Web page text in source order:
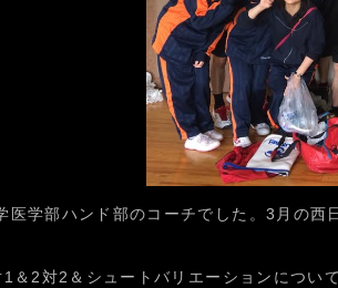
医学部ハンド部のコーチでした。3月の
＆2対2＆シュートバリエーションについ